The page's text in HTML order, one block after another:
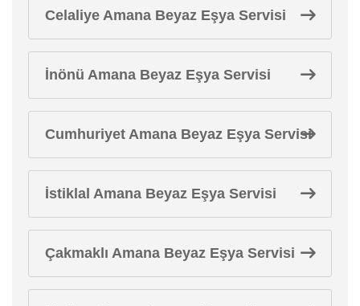
Celaliye Amana Beyaz Eşya Servisi
İnönü Amana Beyaz Eşya Servisi
Cumhuriyet Amana Beyaz Eşya Servisi
İstiklal Amana Beyaz Eşya Servisi
Çakmaklı Amana Beyaz Eşya Servisi